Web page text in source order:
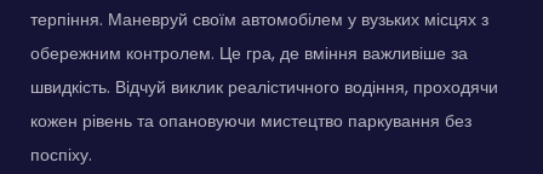
терпіння. Маневруй своїм автомобілем у вузьких місцях з
обережним контролем. Це гра, де вміння важливіше за
швидкість. Відчуй виклик реалістичного водіння, проходячи
кожен рівень та опановуючи мистецтво паркування без
поспіху.